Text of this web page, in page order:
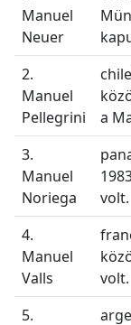
Manuel
Neuer
2.
Manuel
Pellegrini
a
3.
Manuel
Noriega
volt.
4.
Manuel
Valls
volt.
5.